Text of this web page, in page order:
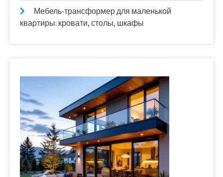
Мебель-трансформер для маленькой
квартиры: кровати, столы, шкафы